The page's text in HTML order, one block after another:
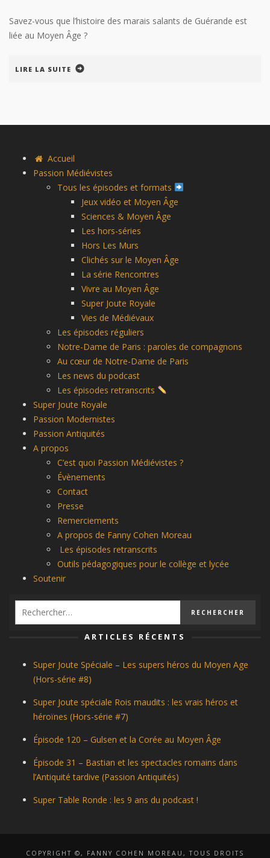
Savez-vous que l’histoire des marais salants de Guérande est
liée au Moyen Âge ?
LIRE LA SUITE
Accueil
Passion Médiévistes
Tous les épisodes et formats
Jeux vidéo et Moyen Âge
Sciences & Moyen Âge
Les hors-séries
Hors Les Murs
Clichés sur le Moyen Âge
La série Rencontres
Vivre au Moyen Âge
Super Joute Royale
Vies de Médiévaux
Les épisodes réguliers
Notre-Dame de Paris : paroles de compagnons
Au cœur de Notre-Dame de Paris
Les news du podcast
Les épisodes retranscrits
Super Joute Royale
Passion Modernistes
Passion Antiquités
A propos
C’est quoi Passion Médiévistes ?
Évènements
Contact
Presse
Remerciements
A propos de Fanny Cohen Moreau
Les épisodes retranscrits
Outils pédagogiques pour le collège et lycée
Soutenir
ARTICLES RÉCENTS
Super Joute Spéciale – Les supers héros du Moyen Age
(Hors-série #8)
Super Joute spéciale Rois maudits : les vrais héros et
héroïnes (Hors-série #7)
Épisode 120 – Gulsen et la Corée au Moyen Âge
Épisode 31 – Bastian et les spectacles romains dans
l’Antiquité tardive (Passion Antiquités)
Super Table Ronde : les 9 ans du podcast !
COPYRIGHT ©, FANNY COHEN MOREAU, TOUS DROITS